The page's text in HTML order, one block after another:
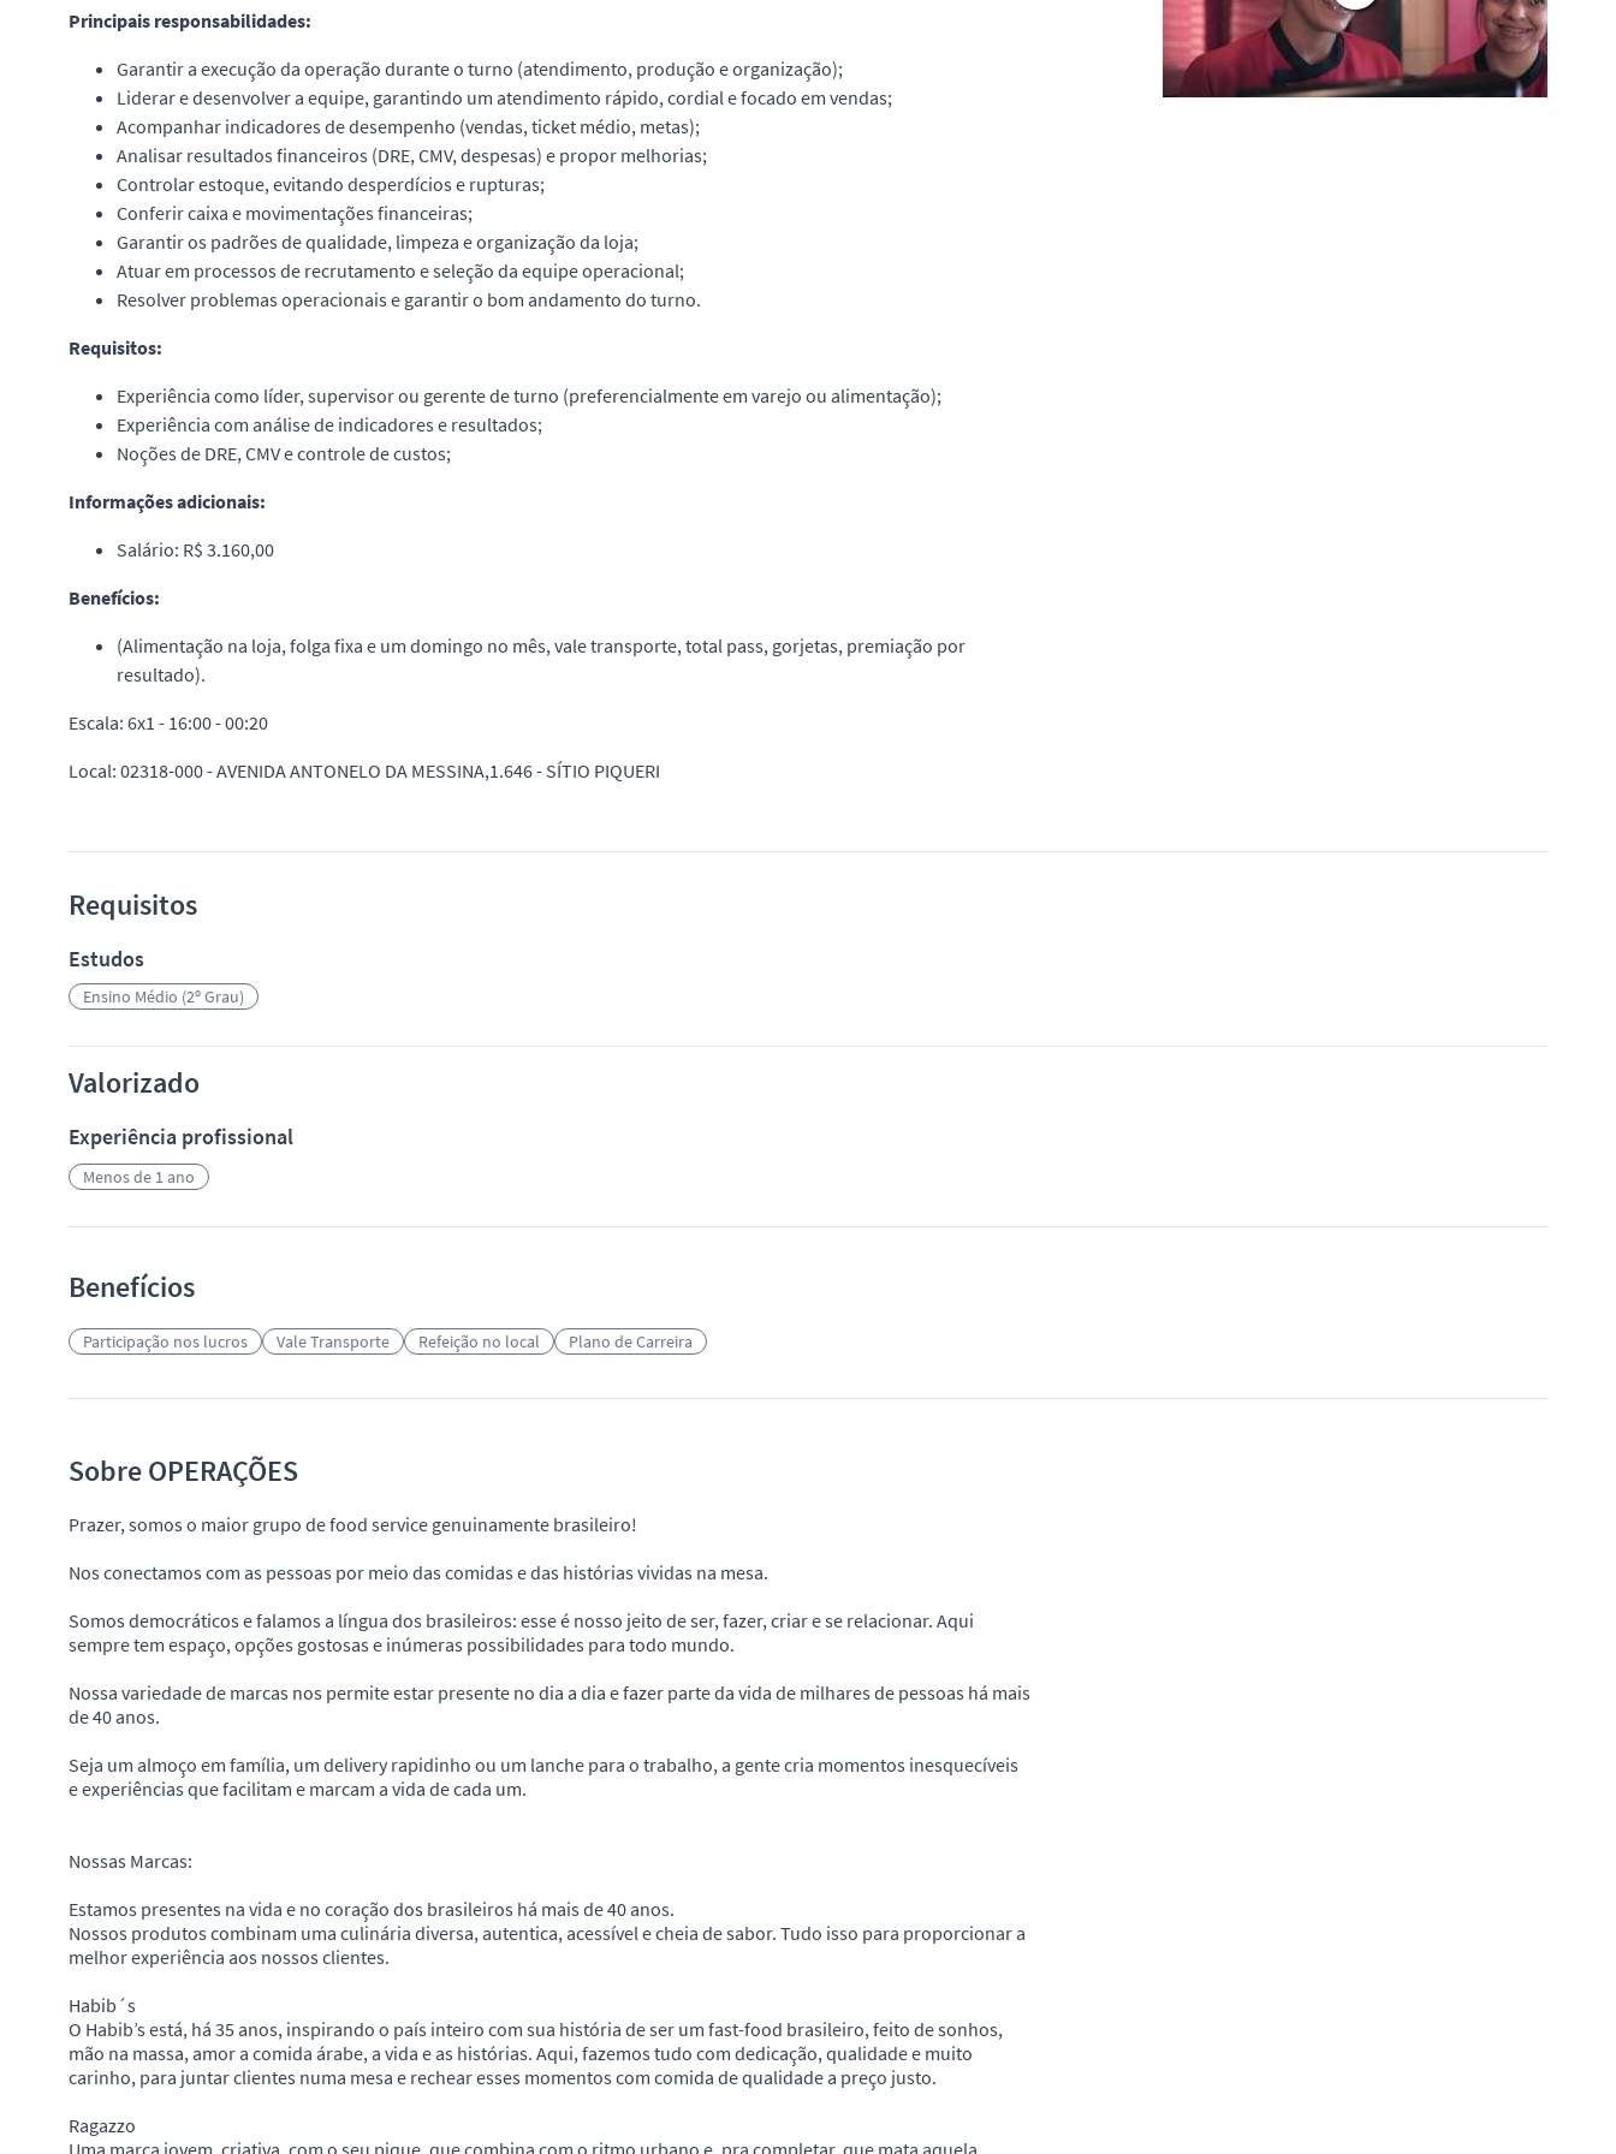
Principais responsabilidades:
Garantir a execução da operação durante o turno (atendimento, produção e organização);
Liderar e desenvolver a equipe, garantindo um atendimento rápido, cordial e focado em vendas;
Acompanhar indicadores de desempenho (vendas, ticket médio, metas);
Analisar resultados financeiros (DRE, CMV, despesas) e propor melhorias;
Controlar estoque, evitando desperdícios e rupturas;
Conferir caixa e movimentações financeiras;
Garantir os padrões de qualidade, limpeza e organização da loja;
Atuar em processos de recrutamento e seleção da equipe operacional;
Resolver problemas operacionais e garantir o bom andamento do turno.
Requisitos:
Experiência como líder, supervisor ou gerente de turno (preferencialmente em varejo ou alimentação);
Experiência com análise de indicadores e resultados;
Noções de DRE, CMV e controle de custos;
Informações adicionais:
Salário: R$ 3.160,00
Benefícios:
(Alimentação na loja, folga fixa e um domingo no mês, vale transporte, total pass, gorjetas, premiação por
resultado).
Escala: 6x1 - 16:00 - 00:20
Local: 02318-000 - AVENIDA ANTONELO DA MESSINA,1.646 - SÍTIO PIQUERI
Requisitos
Estudos
Ensino Médio (2º Grau)
Valorizado
Experiência profissional
Menos de 1 ano
Benefícios
Participação nos lucros Vale Transporte Refeição no local Plano de Carreira
Sobre OPERAÇÕES
Prazer, somos o maior grupo de food service genuinamente brasileiro!
Nos conectamos com as pessoas por meio das comidas e das histórias vividas na mesa.
Somos democráticos e falamos a língua dos brasileiros: esse é nosso jeito de ser, fazer, criar e se relacionar. Aqui
sempre tem espaço, opções gostosas e inúmeras possibilidades para todo mundo.
Nossa variedade de marcas nos permite estar presente no dia a dia e fazer parte da vida de milhares de pessoas há mais
de 40 anos.
Seja um almoço em família, um delivery rapidinho ou um lanche para o trabalho, a gente cria momentos inesquecíveis
e experiências que facilitam e marcam a vida de cada um.
Nossas Marcas:
Estamos presentes na vida e no coração dos brasileiros há mais de 40 anos.
Nossos produtos combinam uma culinária diversa, autentica, acessível e cheia de sabor. Tudo isso para proporcionar a
melhor experiência aos nossos clientes.
Habib´s
O Habib’s está, há 35 anos, inspirando o país inteiro com sua história de ser um fast-food brasileiro, feito de sonhos,
mão na massa, amor a comida árabe, a vida e as histórias. Aqui, fazemos tudo com dedicação, qualidade e muito
carinho, para juntar clientes numa mesa e rechear esses momentos com comida de qualidade a preço justo.
Ragazzo
Uma marca jovem, criativa, com o seu pique, que combina com o ritmo urbano e, pra completar, que mata aquela